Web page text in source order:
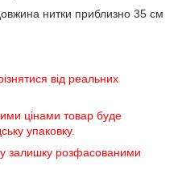
нитки приблизно 35 см
від реальних
цінами товар буде
упаковку.
залишку розфасованими